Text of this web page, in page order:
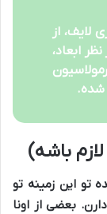
لایف، از
ابعاد،
شده.
باشه)
تو این زمینه تو
بعضی از اونا